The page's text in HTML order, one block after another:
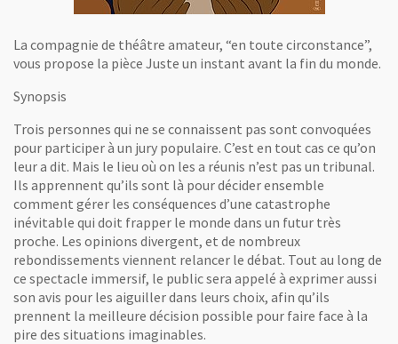
La compagnie de théâtre amateur, “en toute circonstance”,
vous propose la pièce Juste un instant avant la fin du monde.
Synopsis
Trois personnes qui ne se connaissent pas sont convoquées
pour participer à un jury populaire. C’est en tout cas ce qu’on
leur a dit. Mais le lieu où on les a réunis n’est pas un tribunal.
Ils apprennent qu’ils sont là pour décider ensemble
comment gérer les conséquences d’une catastrophe
inévitable qui doit frapper le monde dans un futur très
proche. Les opinions divergent, et de nombreux
rebondissements viennent relancer le débat. Tout au long de
ce spectacle immersif, le public sera appelé à exprimer aussi
son avis pour les aiguiller dans leurs choix, afin qu’ils
prennent la meilleure décision possible pour faire face à la
pire des situations imaginables.